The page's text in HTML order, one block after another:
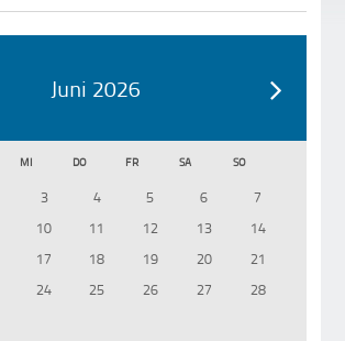
Juni 2026
MI DO FR SA SO
3 4 5 6
7
10 11 12 13
14
17 18 19 20
21
24 25 26 27
28